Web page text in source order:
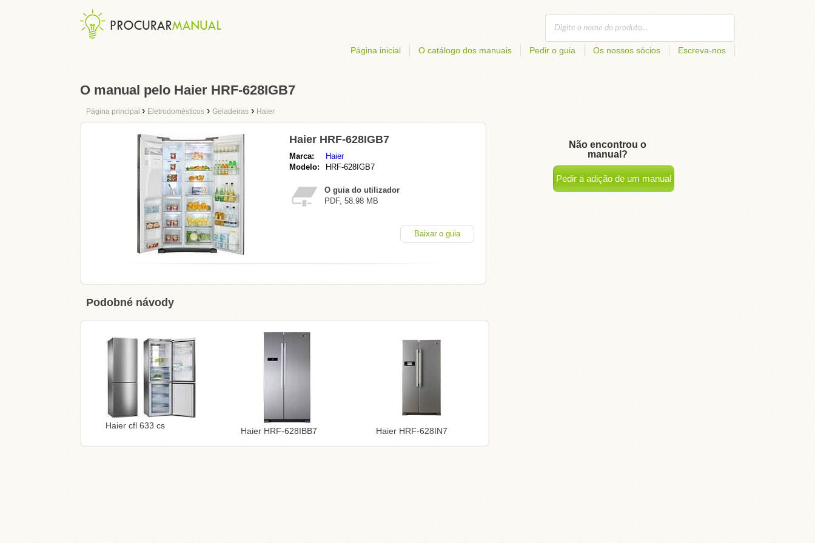
Página inicial O catálogo dos manuais Pedir o guia Os nossos sócios Escreva-nos
O manual pelo Haier HRF-628IGB7
Página principal › Eletrodomésticos › Geladeiras › Haier
Haier HRF-628IGB7
Marca:
Haier
Modelo:
HRF-628IGB7
O guia do utilizador
PDF, 58.98 MB
Baixar o guia
Podobné návody
Haier cfl 633 cs
Haier HRF-628IBB7 Haier HRF-628IN7
Não encontrou o
manual?
Pedir a adição de um manual